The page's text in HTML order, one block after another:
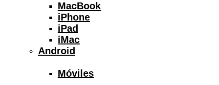
MacBook
iPhone
iPad
iMac
Android
Móviles